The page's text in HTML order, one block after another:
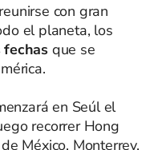
con gran
el planeta, los
que se
en Seúl el
recorrer Hong
México, Monterrey,